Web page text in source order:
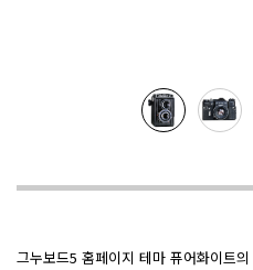
그누보드5 홈페이지 테마 퓨어화이트